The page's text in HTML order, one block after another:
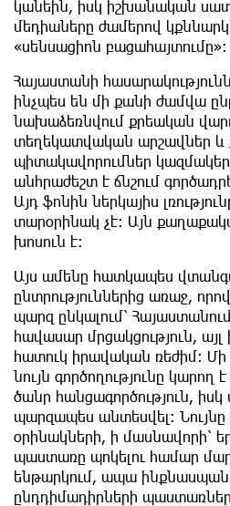
կանեին, իսկ իշխանական
մեդիաները ժամերով
«սենսացիոն բացահայտումը»։
Հայաստանի
ինչպես են մի քանի ժամվա
նախաձեռնվում քրեական
տեղեկատվական արշավներ
պիտակավորումներ
անհրաժեշտ է ճնշում
Այդ ֆոնին ներկայիս
տարօրինակ չէ։ Այն
խոսուն է։
Այս ամենը հատկապես
ընտրություններից առաջ,
պարզ ընկալում՝ Հայաստանում
հավասար մրցակցություն,
հատուկ իրավական ռեժիմ։
նույն գործողությունը կարող
ծանր հանցագործություն, իսկ
պարզապես անտեսվել։ Նույնը
օրինակների, ի մասնավորի՝
պաստառը պոկելու համար
ենթարկում, ապա
ընդդիմադիրների